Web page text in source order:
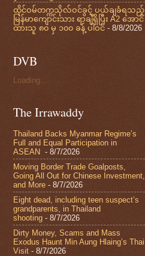
ထိုင်ဝမ်တက္ကသိုလ်ဝင်ခွင့် ပယ်ချခံရသည့်
မြန်မာကျောင်းသား ရာချီရှိပြီး A2 အောင်
ထားသူ ၈၀ မှ ၁၀၀ ခန့် ပါဝင် - 8/8/2026
DVB
Loading...
The Irrawaddy
Thailand Backs Myanmar Regime’s
Full and Equal Participation in
ASEAN
- 8/7/2026
Moving Border Trade Goalposts,
Going All Out for Chinese Investment,
and More - 8/7/2026
Eight dead, including teen suspect’s
grandparents, in Thailand
shooting - 8/7/2026
Dirty Money, Scams and Mass
Exodus Haunt Min Aung Hlaing’s Thai
Visit - 8/7/2026